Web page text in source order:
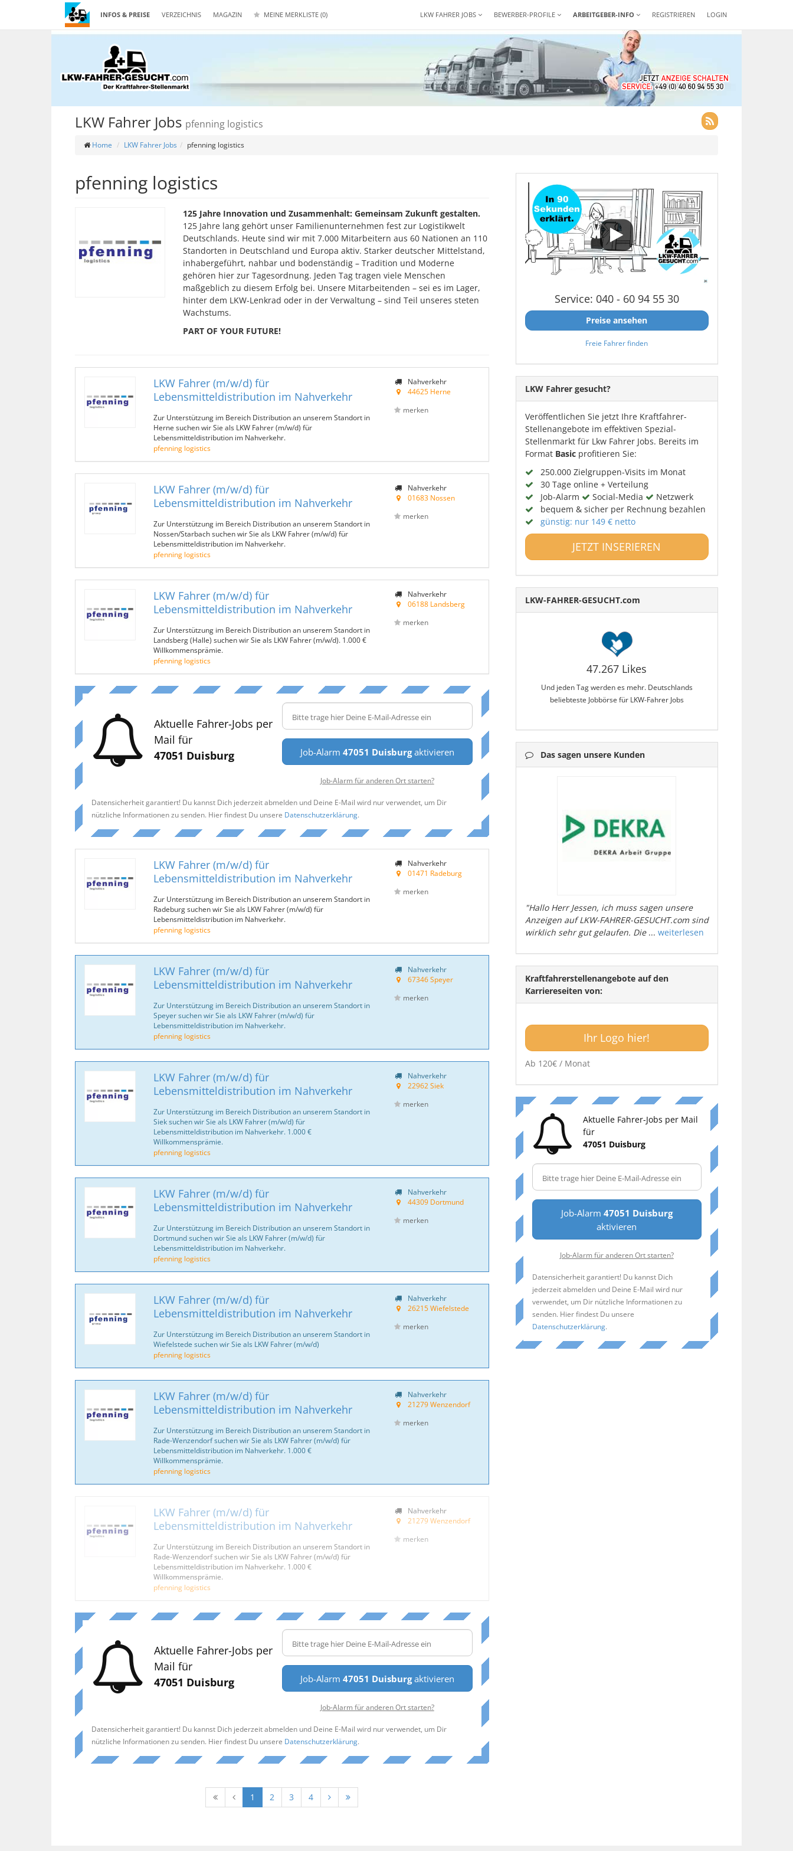
INFOS & PREISE VERZEICHNIS MAGAZIN MEINE MERKLISTE (0) REGISTRIEREN LOGIN
LKW FAHRER JOBS BEWERBER-PROFILE ARBEITGEBER-INFO
LKW Fahrer Jobs pfenning logistics
Home LKW Fahrer Jobs pfenning logistics
pfenning logistics
125 Jahre Innovation und Zusammenhalt: Gemeinsam Zukunft gestalten.
125 Jahre lang gehört unser Familienunternehmen fest zur Logistikwelt
Deutschlands. Heute sind wir mit 7.000 Mitarbeitern aus 60 Nationen an 110
Standorten in Deutschland und Europa aktiv. Starker deutscher Mittelstand,
inhabergeführt, nahbar und bodenständig – Tradition und Moderne
gehören hier zur Tagesordnung. Jeden Tag tragen viele Menschen
maßgeblich zu diesem Erfolg bei. Unsere Mitarbeitenden – sei es im Lager,
hinter dem LKW-Lenkrad oder in der Verwaltung – sind Teil unseres steten
Wachstums.
PART OF YOUR FUTURE!
LKW Fahrer (m/w/d) für
Lebensmitteldistribution im Nahverkehr
Zur Unterstützung im Bereich Distribution an unserem Standort in
Herne suchen wir Sie als LKW Fahrer (m/w/d) für
Lebensmitteldistribution im Nahverkehr.
pfenning logistics
Nahverkehr
44625 Herne
merken
LKW Fahrer (m/w/d) für
Lebensmitteldistribution im Nahverkehr
Zur Unterstützung im Bereich Distribution an unserem Standort in
Nossen/Starbach suchen wir Sie als LKW Fahrer (m/w/d) für
Lebensmitteldistribution im Nahverkehr.
pfenning logistics
Nahverkehr
01683 Nossen
merken
LKW Fahrer (m/w/d) für
Lebensmitteldistribution im Nahverkehr
Zur Unterstützung im Bereich Distribution an unserem Standort in
Landsberg (Halle) suchen wir Sie als LKW Fahrer (m/w/d). 1.000 €
Willkommensprämie.
pfenning logistics
Nahverkehr
06188 Landsberg
merken
Aktuelle Fahrer-Jobs per
Mail für
47051 Duisburg
Job-Alarm 47051 Duisburgaktivieren
Job-Alarm für anderen Ort starten?
Datensicherheit garantiert! Du kannst Dich jederzeit abmelden und Deine E-Mail wird nur verwendet, um Dir
nützliche Informationen zu senden. Hier findest Du unsere Datenschutzerklärung.
LKW Fahrer (m/w/d) für
Lebensmitteldistribution im Nahverkehr
Zur Unterstützung im Bereich Distribution an unserem Standort in
Radeburg suchen wir Sie als LKW Fahrer (m/w/d) für
Lebensmitteldistribution im Nahverkehr.
pfenning logistics
Nahverkehr
01471 Radeburg
merken
LKW Fahrer (m/w/d) für
Lebensmitteldistribution im Nahverkehr
Zur Unterstützung im Bereich Distribution an unserem Standort in
Speyer suchen wir Sie als LKW Fahrer (m/w/d) für
Lebensmitteldistribution im Nahverkehr.
pfenning logistics
Nahverkehr
67346 Speyer
merken
LKW Fahrer (m/w/d) für
Lebensmitteldistribution im Nahverkehr
Zur Unterstützung im Bereich Distribution an unserem Standort in
Siek suchen wir Sie als LKW Fahrer (m/w/d) für
Lebensmitteldistribution im Nahverkehr. 1.000 €
Willkommensprämie.
pfenning logistics
Nahverkehr
22962 Siek
merken
LKW Fahrer (m/w/d) für
Lebensmitteldistribution im Nahverkehr
Zur Unterstützung im Bereich Distribution an unserem Standort in
Dortmund suchen wir Sie als LKW Fahrer (m/w/d) für
Lebensmitteldistribution im Nahverkehr.
pfenning logistics
Nahverkehr
44309 Dortmund
merken
LKW Fahrer (m/w/d) für
Lebensmitteldistribution im Nahverkehr
Zur Unterstützung im Bereich Distribution an unserem Standort in
Wiefelstede suchen wir Sie als LKW Fahrer (m/w/d)
pfenning logistics
Nahverkehr
26215 Wiefelstede
merken
LKW Fahrer (m/w/d) für
Lebensmitteldistribution im Nahverkehr
Zur Unterstützung im Bereich Distribution an unserem Standort in
Rade-Wenzendorf suchen wir Sie als LKW Fahrer (m/w/d) für
Lebensmitteldistribution im Nahverkehr. 1.000 €
Willkommensprämie.
pfenning logistics
Nahverkehr
21279 Wenzendorf
merken
LKW Fahrer (m/w/d) für
Lebensmitteldistribution im Nahverkehr
Zur Unterstützung im Bereich Distribution an unserem Standort in
Rade-Wenzendorf suchen wir Sie als LKW Fahrer (m/w/d) für
Lebensmitteldistribution im Nahverkehr. 1.000 €
Willkommensprämie.
pfenning logistics
Nahverkehr
21279 Wenzendorf
merken
Aktuelle Fahrer-Jobs per
Mail für
47051 Duisburg
Job-Alarm 47051 Duisburgaktivieren
Job-Alarm für anderen Ort starten?
Datensicherheit garantiert! Du kannst Dich jederzeit abmelden und Deine E-Mail wird nur verwendet, um Dir
nützliche Informationen zu senden. Hier findest Du unsere Datenschutzerklärung.
1 2 3 4
Service: 040 - 60 94 55 30
Preise ansehen
Freie Fahrer finden
LKW Fahrer gesucht?
Veröffentlichen Sie jetzt Ihre Kraftfahrer-
Stellenangebote im effektiven Spezial-
Stellenmarkt für Lkw Fahrer Jobs. Bereits im
Format Basicprofitieren Sie:
250.000 Zielgruppen-Visits im Monat
30 Tage online + Verteilung
Job-Alarm
Social-Media
Netzwerk
bequem & sicher per Rechnung bezahlen
günstig: nur 149 € netto
JETZT INSERIEREN
LKW-FAHRER-GESUCHT.com
47.267 Likes
Und jeden Tag werden es mehr. Deutschlands
beliebteste Jobbörse für LKW-Fahrer Jobs
Das sagen unsere Kunden
"Hallo Herr Jessen, ich muss sagen unsere
Anzeigen auf LKW-FAHRER-GESUCHT.com sind
wirklich sehr gut gelaufen. Die... weiterlesen
Kraftfahrerstellenangebote auf den
Karriereseiten von:
Ihr Logo hier!
Ab 120€ / Monat
Aktuelle Fahrer-Jobs per Mail
für
47051 Duisburg
Job-Alarm 47051 Duisburg
aktivieren
Job-Alarm für anderen Ort starten?
Datensicherheit garantiert! Du kannst Dich
jederzeit abmelden und Deine E-Mail wird nur
verwendet, um Dir nützliche Informationen zu
senden. Hier findest Du unsere
Datenschutzerklärung.